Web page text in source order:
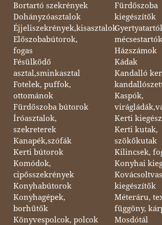
Bortartó szekrények
Dohányzóasztalok
Éjjeliszekrények,kisasztalok
Előszobabútorok,
fogas
Fésülködő
asztal,sminkasztal
Fotelek, puffok,
ottománok
Fürdőszoba bútorok
Íróasztalok,
szekreterek
Kanapék,szófák
Kerti bútorok
Komódok,
cipősszekrények
Konyhabútorok
Konyhagépek,
borhűtők
Könyvespolcok, polcok
Fürdőszoba
kiegészítők
mécsestartók
Házszámok
Kádak
Kandalló
Kaspók,
Kerti
Kerti kutak,
szökőkutak
Kilincsek,
Konyhai
Kovácsoltvas
kiegészítők
Méteráru,
függöny,
Mosdótál